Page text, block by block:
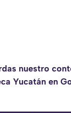
nuestro
Yucatán en